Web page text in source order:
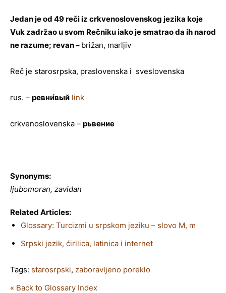
Jedan je od 49 reči iz crkvenoslovenskog jezika koje
Vuk zadržao u svom Rečniku iako je smatrao da ih narod
ne razume; revan – brižan, marljiv
Reč je starosrpska, praslovenska i sveslovenska
rus. – ревни́вый link
crkvenoslovenska – рьвение
Synonyms:
ljubomoran, zavidan
Related Articles:
Glossary: Turcizmi u srpskom jeziku – slovo M, m
Srpski jezik, ćirilica, latinica i internet
Tags: starosrpski, zaboravljeno poreklo
« Back to Glossary Index